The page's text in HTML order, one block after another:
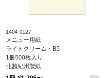
1404-0127
メニュー用紙
ライトクリーム・B5
1冊500枚入り
北越紀州製紙
Newファインカラー